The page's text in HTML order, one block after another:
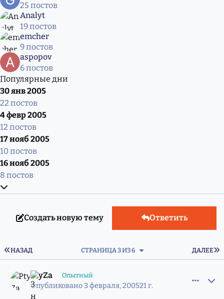
25 постов
Analyt
19 постов
emcher
9 постов
aspopov
6 постов
Популярные дни
30 янв 2005
22 постов
4 февр 2005
12 постов
17 нояб 2005
10 постов
16 нояб 2005
8 постов
Развернуть обзор темы
Создать новую тему Ответить
ПЕРВАЯ СТРАНИЦА
НАЗАД ДАЛЕЕ
СТРАНИЦА 3 ИЗ 6
PtyZa Опытный
Опубликовано3 февраля, 200521 г.